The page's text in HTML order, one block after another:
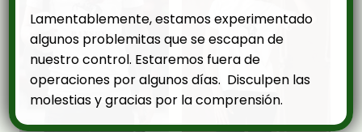
Lamentablemente, estamos experimentado
algunos problemitas que se escapan de
nuestro control. Estaremos fuera de
operaciones por algunos días. Disculpen las
molestias y gracias por la comprensión.